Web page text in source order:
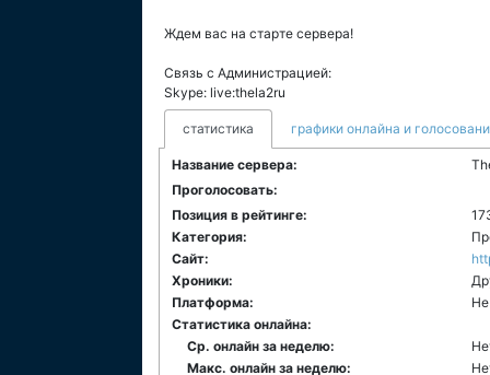
Ждем вас на старте сервера!
Связь с Администрацией:
Skype: live:thela2ru
статистика графики онлайна и
Название сервера:
Проголосовать:
Позиция в рейтинге:
Категория:
Сайт:
Хроники:
Платформа:
Статистика онлайна:
Ср. онлайн за неделю:
Макс. онлайн за неделю: